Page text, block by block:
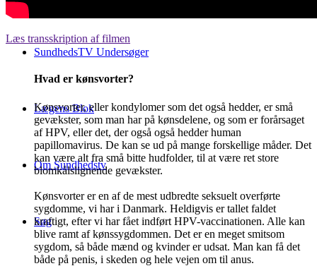
SundhedsTV Undersøger
Lægens Blok
Om Sundhedstv
Søg
Læs transskription af filmen
Hvad er kønsvorter?
Kønsvorter, eller kondylomer som det også hedder, er små
gevækster, som man har på kønsdelene, og som er forårsaget
af HPV, eller det, der også også hedder human
papillomavirus. De kan se ud på mange forskellige måder. Det
kan være alt fra små bitte hudfolder, til at være ret store
blomkålslignende gevækster.
Kønsvorter er en af de mest udbredte seksuelt overførte
sygdomme, vi har i Danmark. Heldigvis er tallet faldet
kraftigt, efter vi har fået indført HPV-vaccinationen. Alle kan
blive ramt af kønssygdommen. Det er en meget smitsom
sygdom, så både mænd og kvinder er udsat. Man kan få det
både på penis, i skeden og hele vejen om til anus.